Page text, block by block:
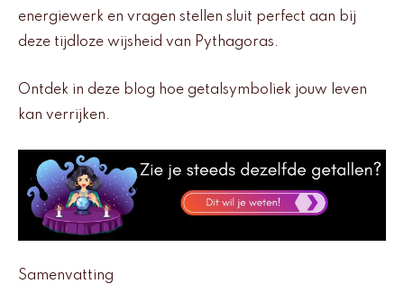
energiewerk en vragen stellen sluit perfect aan bij
deze tijdloze wijsheid van Pythagoras.
Ontdek in deze blog hoe getalsymboliek jouw leven
kan verrijken.
Samenvatting